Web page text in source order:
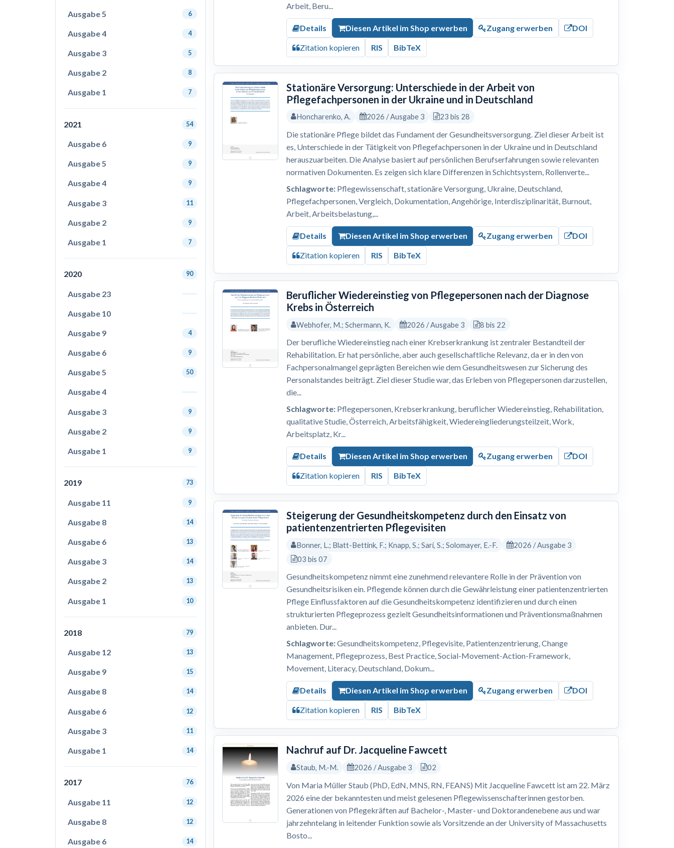
Ausgabe 5 6
Ausgabe 4 4
Ausgabe 3 5
Ausgabe 2 8
Ausgabe 1 7
2021 54
Ausgabe 6 9
Ausgabe 5 9
Ausgabe 4 9
Ausgabe 3 11
Ausgabe 2 9
Ausgabe 1 7
2020 90
Ausgabe 23
Ausgabe 10
Ausgabe 9 4
Ausgabe 6 9
Ausgabe 5 50
Ausgabe 4
Ausgabe 3 9
Ausgabe 2 9
Ausgabe 1 9
2019 73
Ausgabe 11 9
Ausgabe 8 14
Ausgabe 6 13
Ausgabe 3 14
Ausgabe 2 13
Ausgabe 1 10
2018 79
Ausgabe 12 13
Ausgabe 9 15
Ausgabe 8 14
Ausgabe 6 12
Ausgabe 3 11
Ausgabe 1 14
2017 76
Ausgabe 11 12
Ausgabe 8 12
Ausgabe 6 14
Arbeit, Beru...
Details Diesen Artikel im Shop erwerben Zugang erwerben DOI
Zitation kopieren RIS BibTeX
Stationäre Versorgung: Unterschiede in der Arbeit von
Pflegefachpersonen in der Ukraine und in Deutschland
Honcharenko, A. 2026 / Ausgabe 3 23 bis 28
Die stationäre Pflege bildet das Fundament der Gesundheitsversorgung. Ziel dieser Arbeit ist
es, Unterschiede in der Tätigkeit von Pflegefachpersonen in der Ukraine und in Deutschland
herauszuarbeiten. Die Analyse basiert auf persönlichen Berufserfahrungen sowie relevanten
normativen Dokumenten. Es zeigen sich klare Differenzen in Schichtsystem, Rollenverte...
Schlagworte: Pflegewissenschaft, stationäre Versorgung, Ukraine, Deutschland,
Pflegefachpersonen, Vergleich, Dokumentation, Angehörige, Interdisziplinarität, Burnout,
Arbeit, Arbeitsbelastung,...
Details Diesen Artikel im Shop erwerben Zugang erwerben DOI
Zitation kopieren RIS BibTeX
Beruflicher Wiedereinstieg von Pflegepersonen nach der Diagnose
Krebs in Österreich
Webhofer, M.; Schermann, K. 2026 / Ausgabe 3 8 bis 22
Der berufliche Wiedereinstieg nach einer Krebserkrankung ist zentraler Bestandteil der
Rehabilitation. Er hat persönliche, aber auch gesellschaftliche Relevanz, da er in den von
Fachpersonalmangel geprägten Bereichen wie dem Gesundheitswesen zur Sicherung des
Personalstandes beiträgt. Ziel dieser Studie war, das Erleben von Pflegepersonen darzustellen,
die...
Schlagworte: Pflegepersonen, Krebserkrankung, beruflicher Wiedereinstieg, Rehabilitation,
qualitative Studie, Österreich, Arbeitsfähigkeit, Wiedereingliederungsteilzeit, Work,
Arbeitsplatz, Kr...
Details Diesen Artikel im Shop erwerben Zugang erwerben DOI
Zitation kopieren RIS BibTeX
Steigerung der Gesundheitskompetenz durch den Einsatz von
patientenzentrierten Pflegevisiten
Bonner, L.; Blatt-Bettink, F.; Knapp, S.; Sari, S.; Solomayer, E.-F.
2026 / Ausgabe 3
03 bis 07
Gesundheitskompetenz nimmt eine zunehmend relevantere Rolle in der Prävention von
Gesundheitsrisiken ein. Pflegende können durch die Gewährleistung einer patientenzentrierten
Pflege Einflussfaktoren auf die Gesundheitskompetenz identifizieren und durch einen
strukturierten Pflegeprozess gezielt Gesundheitsinformationen und Präventionsmaßnahmen
anbieten. Dur...
Schlagworte:Gesundheitskompetenz, Pflegevisite, Patientenzentrierung, Change
Management, Pflegeprozess, Best Practice, Social-Movement-Action-Framework,
Movement, Literacy, Deutschland, Dokum...
Details Diesen Artikel im Shop erwerben Zugang erwerben DOI
Zitation kopieren RIS BibTeX
Nachruf auf Dr. Jacqueline Fawcett
Staub, M.-M. 2026 / Ausgabe 3 02
Von Maria Müller Staub (PhD, EdN, MNS, RN, FEANS) Mit Jacqueline Fawcett ist am 22. März
2026 eine der bekanntesten und meist gelesenen Pflegewissenschafterinnen gestorben.
Generationen von Pflegekräften auf Bachelor-, Master- und Doktorandenebene aus und war
jahrzehntelang in leitender Funktion sowie als Vorsitzende an der University of Massachusetts
Bosto...